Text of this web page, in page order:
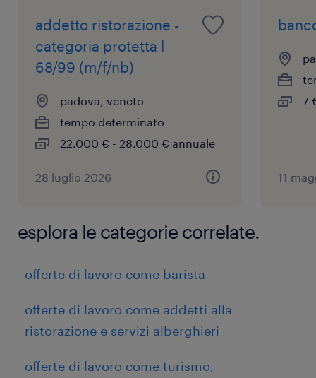
l'azienda.
addetto ristorazione -
categoria protetta l
68/99 (m/f/nb)
padova, veneto
tempo determinato
22.000 € - 28.000 € annuale
28 luglio 2026
7
11
esplora le categorie correlate.
offerte di lavoro come barista
offerte di lavoro come addetti alla
ristorazione e servizi alberghieri
offerte di lavoro come turismo,